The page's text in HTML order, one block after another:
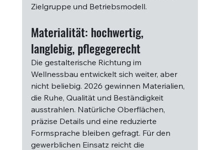
Zielgruppe und Betriebsmodell.
Materialität: hochwertig,
langlebig, pflegegerecht
Die gestalterische Richtung im
Wellnessbau entwickelt sich weiter, aber
nicht beliebig. 2026 gewinnen Materialien,
die Ruhe, Qualität und Beständigkeit
ausstrahlen. Natürliche Oberflächen,
präzise Details und eine reduzierte
Formsprache bleiben gefragt. Für den
gewerblichen Einsatz reicht die